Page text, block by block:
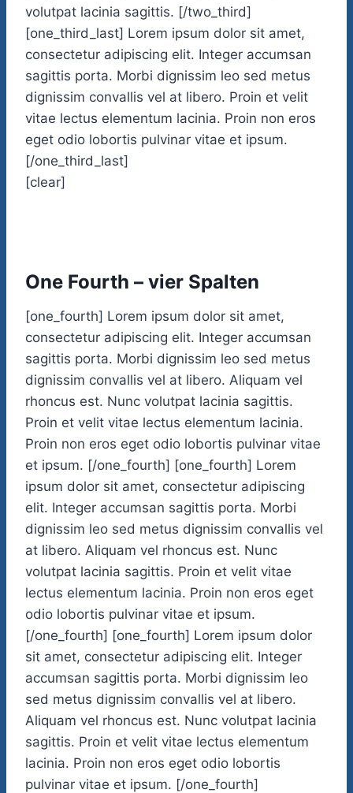
volutpat lacinia sagittis. [/two_third]
[one_third_last] Lorem ipsum dolor sit amet,
consectetur adipiscing elit. Integer accumsan
sagittis porta. Morbi dignissim leo sed metus
dignissim convallis vel at libero. Proin et velit
vitae lectus elementum lacinia. Proin non eros
eget odio lobortis pulvinar vitae et ipsum.
[/one_third_last]
[clear]
One Fourth – vier Spalten
[one_fourth] Lorem ipsum dolor sit amet,
consectetur adipiscing elit. Integer accumsan
sagittis porta. Morbi dignissim leo sed metus
dignissim convallis vel at libero. Aliquam vel
rhoncus est. Nunc volutpat lacinia sagittis.
Proin et velit vitae lectus elementum lacinia.
Proin non eros eget odio lobortis pulvinar vitae
et ipsum. [/one_fourth] [one_fourth] Lorem
ipsum dolor sit amet, consectetur adipiscing
elit. Integer accumsan sagittis porta. Morbi
dignissim leo sed metus dignissim convallis vel
at libero. Aliquam vel rhoncus est. Nunc
volutpat lacinia sagittis. Proin et velit vitae
lectus elementum lacinia. Proin non eros eget
odio lobortis pulvinar vitae et ipsum.
[/one_fourth] [one_fourth] Lorem ipsum dolor
sit amet, consectetur adipiscing elit. Integer
accumsan sagittis porta. Morbi dignissim leo
sed metus dignissim convallis vel at libero.
Aliquam vel rhoncus est. Nunc volutpat lacinia
sagittis. Proin et velit vitae lectus elementum
lacinia. Proin non eros eget odio lobortis
pulvinar vitae et ipsum. [/one_fourth]